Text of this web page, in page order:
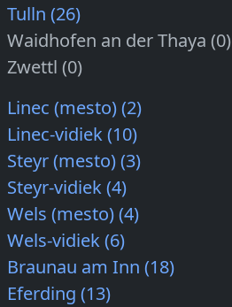
Tulln (26)
Waidhofen an der Thaya (0)
Zwettl (0)
Linec (mesto) (2)
Linec-vidiek (10)
Steyr (mesto) (3)
Steyr-vidiek (4)
Wels (mesto) (4)
Wels-vidiek (6)
Braunau am Inn (18)
Eferding (13)